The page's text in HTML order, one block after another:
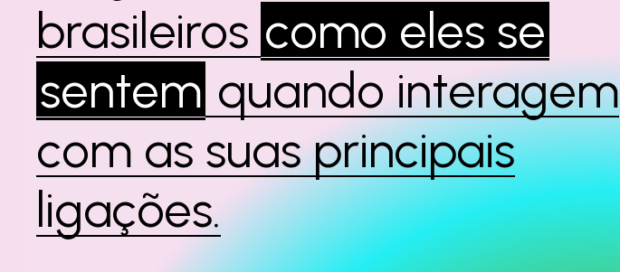
brasileiros como eles se
sentem quando interagem
com as suas principais
ligações.